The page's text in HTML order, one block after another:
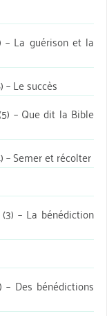
– La guérison et la
Le succès
– Que dit la Bible
– Semer et récolter
– La bénédiction
Des bénédictions